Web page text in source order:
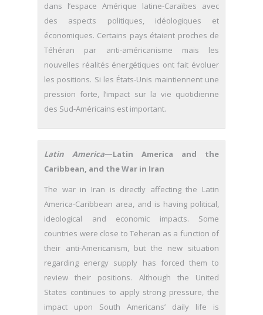
dans l’espace Amérique latine-Caraïbes avec
des aspects politiques, idéologiques et
économiques. Certains pays étaient proches de
Téhéran par anti-américanisme mais les
nouvelles réalités énergétiques ont fait évoluer
les positions. Si les États-Unis maintiennent une
pression forte, l’impact sur la vie quotidienne
des Sud-Américains est important.
Latin America—Latin America and the
Caribbean, and the War in Iran
The war in Iran is directly affecting the Latin
America-Caribbean area, and is having political,
ideological and economic impacts. Some
countries were close to Teheran as a function of
their anti-Americanism, but the new situation
regarding energy supply has forced them to
review their positions. Although the United
States continues to apply strong pressure, the
impact upon South Americans’ daily life is